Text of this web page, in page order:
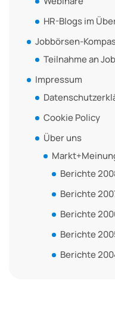
HR-Blogs im
Jobbörsen-
Teilnahme an
Impressum
Cookie Policy
Über uns
Berichte
Berichte
Berichte
Berichte
Berichte